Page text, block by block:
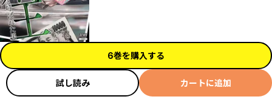
6巻を購入する
試し読み カートに追加